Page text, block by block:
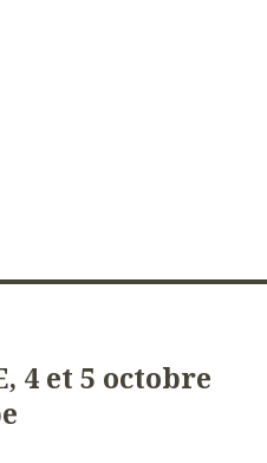
4 et 5 octobre